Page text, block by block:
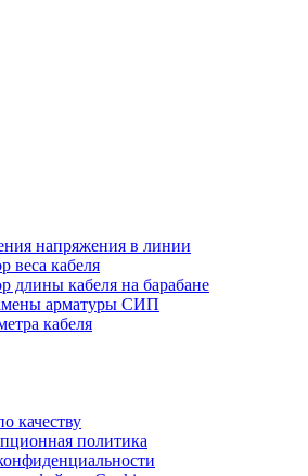
напряжения в линии
веса кабеля
длины кабеля на барабане
арматуры СИП
кабеля
качеству
политика